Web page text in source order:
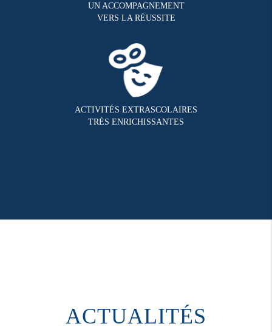
UN ACCOMPAGNEMENT
VERS LA RÉUSSITE
ACTIVITÉS EXTRASCOLAIRES
TRÈS ENRICHISSANTES
ACTUALITÉS